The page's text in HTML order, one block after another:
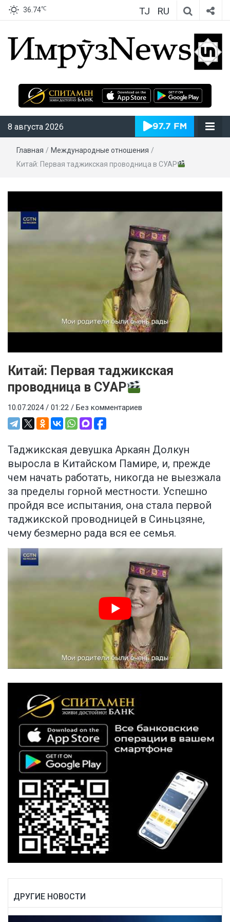
36.74℃ TJ RU
ИмрӯзNews
8 августа 2026
Главная / Международные отношения /
Китай: Первая таджикская проводница в СУАР
Китай: Первая таджикская
проводница в СУАР
10.07.2024 / 01:22 / Без комментариев
Таджикская девушка Аркаян Долкун
выросла в Китайском Памире, и, прежде
чем начать работать, никогда не выезжала
за пределы горной местности. Успешно
пройдя все испытания, она стала первой
таджикской проводницей в Синьцзяне,
чему безмерно рада вся ее семья.
ДРУГИЕ НОВОСТИ